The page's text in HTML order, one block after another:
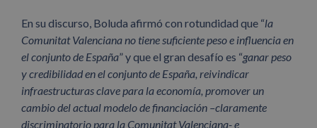
En su discurso, Boluda afirmó con rotundidad que “la
Comunitat Valenciana no tiene suficiente peso e influencia en
el conjunto de España” y que el gran desafío es “ganar peso
y credibilidad en el conjunto de España, reivindicar
infraestructuras clave para la economía, promover un
cambio del actual modelo de financiación –claramente
discriminatorio para la Comunitat Valenciana- e